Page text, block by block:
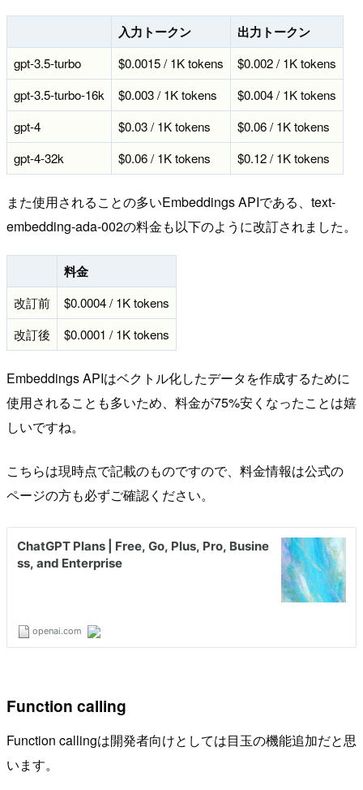
入力トークン 出力トークン
gpt-3.5-turbo $0.0015 / 1K tokens
$0.002 / 1K tokens
gpt-3.5-turbo-16k
$0.003 / 1K tokens
$0.004 / 1K tokens
gpt-4
$0.03 / 1K tokens
$0.06 / 1K tokens
gpt-4-32k
$0.06 / 1K tokens $0.12 / 1K tokens
また使用されることの多いEmbeddings APIである、text-
embedding-ada-002の料金も以下のように改訂されました。
料金
改訂前
$0.0004 / 1K tokens
改訂後
$0.0001 / 1K tokens
Embeddings APIはベクトル化したデータを作成するために
使用されることも多いため、料金が75%安くなったことは嬉
しいですね。
こちらは現時点で記載のものですので、料金情報は公式の
ページの方も必ずご確認ください。
Function calling
Function callingは開発者向けとしては目玉の機能追加だと思
います。